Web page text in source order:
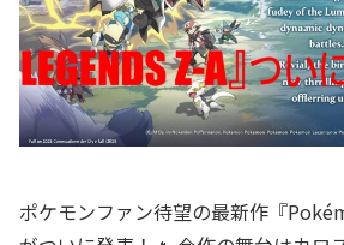
ポケモンファン待望の最新作『